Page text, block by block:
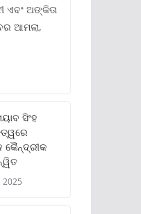
ଏବଂ ଅଙ୍କିତା
ଆମଲା,
ସିଂହ
କୈନ୍ଦ୍ରୀକ
2025